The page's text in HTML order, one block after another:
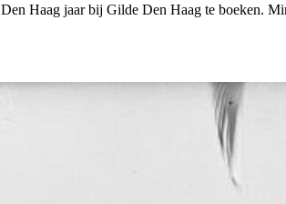
Haag jaar bij Gilde Den Haag te boeken.